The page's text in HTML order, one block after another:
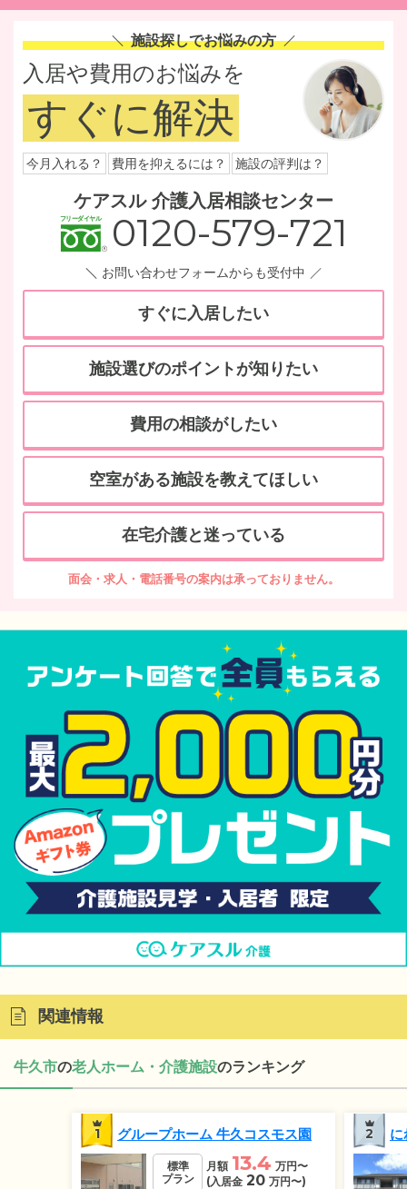
施設探しでお悩みの方
入居や費用のお悩みを
すぐに解決
今月入れる？ 費用を抑えるには？ 施設の評判は？
ケアスル 介護入居相談センター
0120-579-721
お問い合わせフォームからも受付中
すぐに入居したい
施設選びのポイントが知りたい
費用の相談がしたい
空室がある施設を教えてほしい
在宅介護と迷っている
面会・求人・電話番号の案内は承っておりません。
関連情報
牛久市の老人ホーム・介護施設のランキング
1 グループホーム 牛久コスモス園
標準
プラン
月額 13.4 万円〜
(入居金 20 万円〜)
2 に